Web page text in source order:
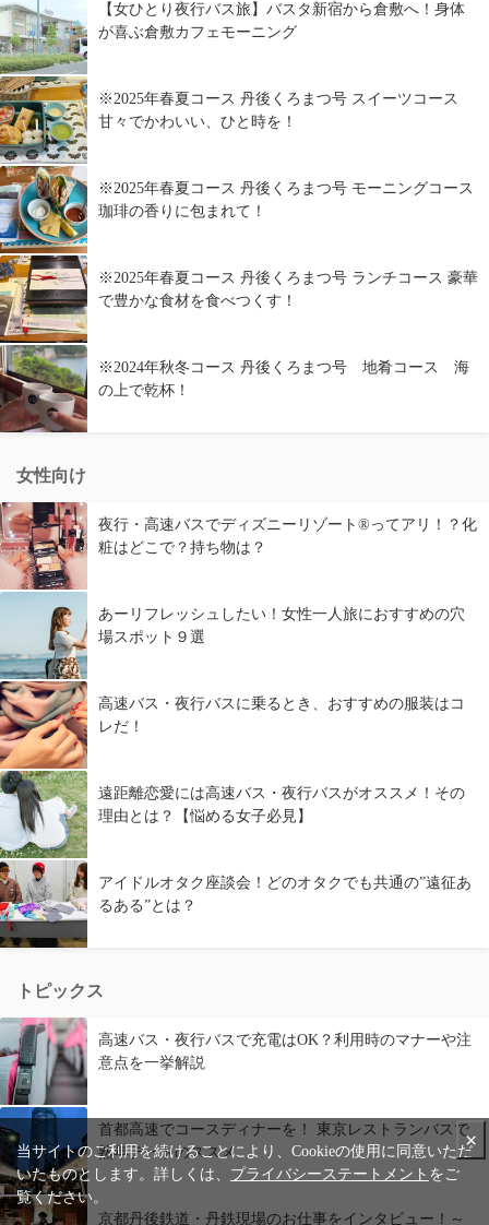
【女ひとり夜行バス旅】バスタ新宿から倉敷へ！身体
が喜ぶ倉敷カフェモーニング
※2025年春夏コース 丹後くろまつ号 スイーツコース
甘々でかわいい、ひと時を！
※2025年春夏コース 丹後くろまつ号 モーニングコース
珈琲の香りに包まれて！
※2025年春夏コース 丹後くろまつ号 ランチコース 豪華
で豊かな食材を食べつくす！
※2024年秋冬コース 丹後くろまつ号 地肴コース 海
の上で乾杯！
女性向け
夜行・高速バスでディズニーリゾート®ってアリ！？化
粧はどこで？持ち物は？
あーリフレッシュしたい！女性一人旅におすすめの穴
場スポット９選
高速バス・夜行バスに乗るとき、おすすめの服装はコ
レだ！
遠距離恋愛には高速バス・夜行バスがオススメ！その
理由とは？【悩める女子必見】
アイドルオタク座談会！どのオタクでも共通の”遠征あ
るある”とは？
トピックス
高速バス・夜行バスで充電はOK？利用時のマナーや注
意点を一挙解説
首都高速でコースディナーを！ 東京レストランバスで
熟年デートのススメ
京都丹後鉄道・丹鉄現場のお仕事をインタビュー！～
×
当サイトのご利用を続けることにより、Cookieの使用に同意いただ
いたものとします。詳しくは、 プライバシーステートメント をご
覧ください。